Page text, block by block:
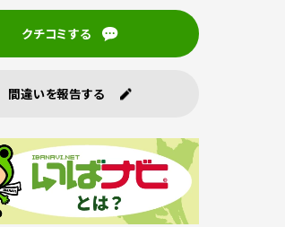
クチコミする
間違いを報告する